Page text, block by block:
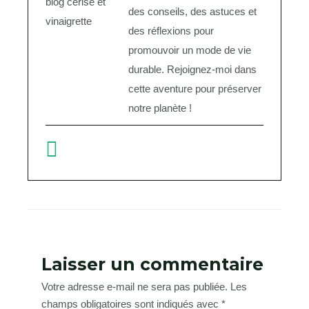
des conseils, des astuces et
des réflexions pour
promouvoir un mode de vie
durable. Rejoignez-moi dans
cette aventure pour préserver
notre planète !
Laisser un commentaire
Votre adresse e-mail ne sera pas publiée. Les
champs obligatoires sont indiqués avec *